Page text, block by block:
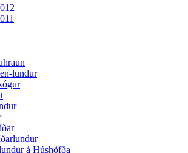
lundur
á Húshöfða